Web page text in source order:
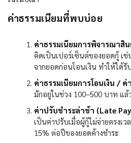
ค่าธรรมเนียมที่พบบ่อย
ค่าธรรมเนียมการพิจารณาสิน
คิดเป็นเปอร์เซ็นต์ของยอดกู้ เช่
จากยอดก่อนโอนเงิน ทำให้ได้รั
ค่าธรรมเนียมการโอนเงิน / ค่
มักอยู่ในช่วง 100–500 บาท แล้
ค่าปรับชำระล่าช้า (Late
เป็นค่าปรับเมื่อผู้กู้ไม่จ่ายตรงเว
15% ต่อปีของยอดค้างชำระ